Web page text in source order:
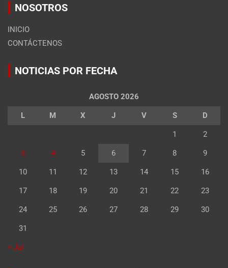
NOSOTROS
INICIO
CONTÁCTENOS
NOTICIAS POR FECHA
AGOSTO 2026
L M X J V S D
1 2
3 4 5 6 7 8 9
10 11 12 13 14 15 16
17 18 19 20 21 22 23
24 25 26 27 28 29 30
31
« Jul